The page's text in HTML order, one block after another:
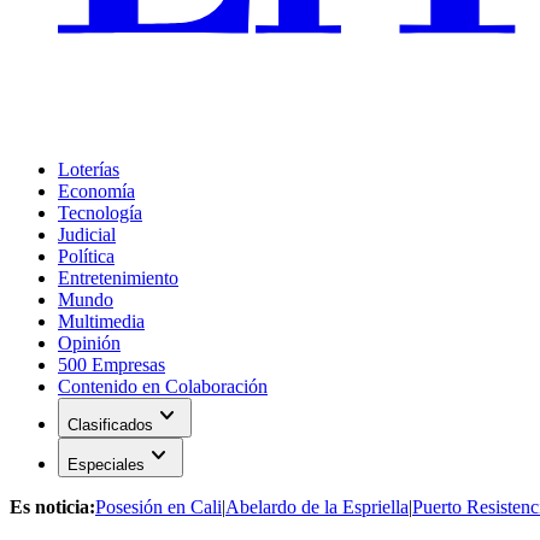
Loterías
Economía
Tecnología
Judicial
Política
Entretenimiento
Mundo
Multimedia
Opinión
500 Empresas
Contenido en Colaboración
Clasificados expand_more
Especiales expand_more
Es noticia:Posesión en Cali|Abelardo de la Espriella|Puerto